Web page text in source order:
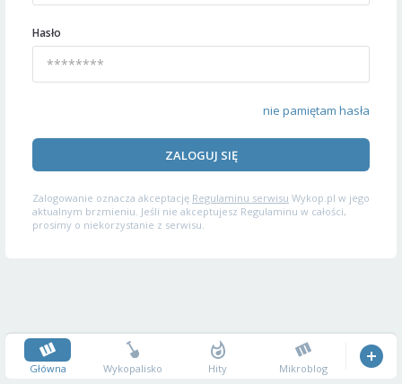
Hasło
nie pamiętam hasła
ZALOGUJ SIĘ
Zalogowanie oznacza akceptację Regulaminu serwisu Wykop.pl w jego
aktualnym brzmieniu. Jeśli nie akceptujesz Regulaminu w całości,
prosimy o niekorzystanie z serwisu.
Główna Wykopalisko Hity Mikroblog